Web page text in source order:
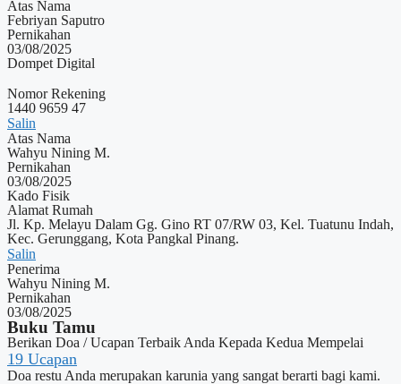
Atas Nama
Febriyan Saputro
Pernikahan
03/08/2025
Dompet Digital
Nomor Rekening
1440 9659 47
Salin
Atas Nama
Wahyu Nining M.
Pernikahan
03/08/2025
Kado Fisik
Alamat Rumah
Jl. Kp. Melayu Dalam Gg. Gino RT 07/RW 03, Kel. Tuatunu Indah,
Kec. Gerunggang, Kota Pangkal Pinang.
Salin
Penerima
Wahyu Nining M.
Pernikahan
03/08/2025
Buku Tamu
Berikan Doa / Ucapan Terbaik Anda Kepada Kedua Mempelai
19 Ucapan
Doa restu Anda merupakan karunia yang sangat berarti bagi kami.